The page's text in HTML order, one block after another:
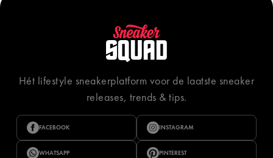
Hét lifestyle sneakerplatform voor de laatste sneaker
releases, trends & tips.
FACEBOOK INSTAGRAM
WHATSAPP PINTEREST